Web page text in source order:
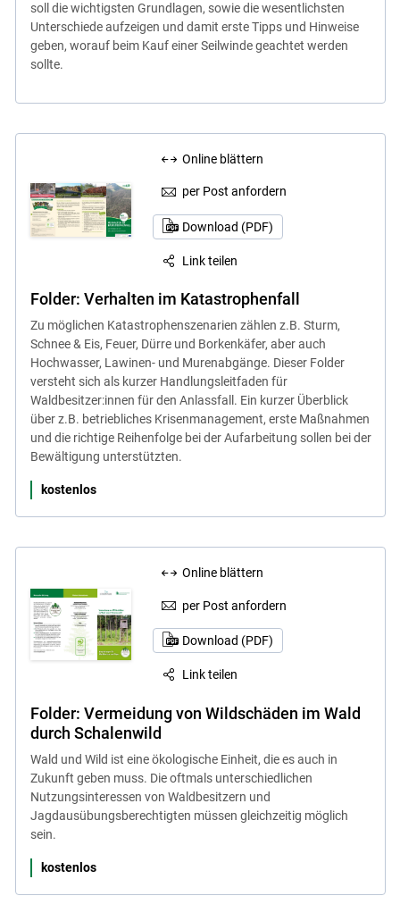
soll die wichtigsten Grundlagen, sowie die wesentlichsten
Unterschiede aufzeigen und damit erste Tipps und Hinweise
geben, worauf beim Kauf einer Seilwinde geachtet werden
sollte.
Online blättern
per Post anfordern
Download (PDF)
Link teilen
Folder: Verhalten im Katastrophenfall
Zu möglichen Katastrophenszenarien zählen z.B. Sturm,
Schnee & Eis, Feuer, Dürre und Borkenkäfer, aber auch
Hochwasser, Lawinen- und Murenabgänge. Dieser Folder
versteht sich als kurzer Handlungsleitfaden für
Waldbesitzer:innen für den Anlassfall. Ein kurzer Überblick
über z.B. betriebliches Krisenmanagement, erste Maßnahmen
und die richtige Reihenfolge bei der Aufarbeitung sollen bei der
Bewältigung unterstützten.
kostenlos
Online blättern
per Post anfordern
Download (PDF)
Link teilen
Folder: Vermeidung von Wildschäden im Wald
durch Schalenwild
Wald und Wild ist eine ökologische Einheit, die es auch in
Zukunft geben muss. Die oftmals unterschiedlichen
Nutzungsinteressen von Waldbesitzern und
Jagdausübungsberechtigten müssen gleichzeitig möglich
sein.
kostenlos